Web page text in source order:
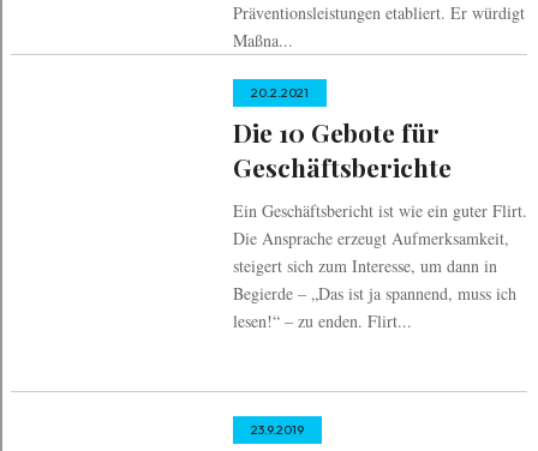
Präventionsleistungen etabliert. Er würdigt
Maßna...
20.2.2021
Die 10 Gebote für
Geschäftsberichte
Ein Geschäftsbericht ist wie ein guter Flirt.
Die Ansprache erzeugt Aufmerksamkeit,
steigert sich zum Interesse, um dann in
Begierde – „Das ist ja spannend, muss ich
lesen!“ – zu enden. Flirt...
23.9.2019